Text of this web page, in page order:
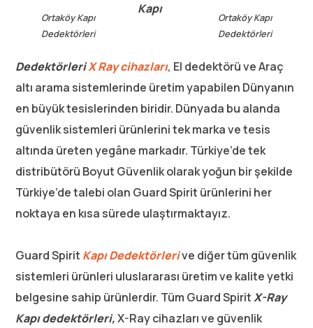
Ortaköy Kapı
Dedektörleri
Ortaköy Kapı
Dedektörleri
Kapı
DedektörleriX Ray cihazları, El dedektörü ve Araç
altı arama sistemlerinde üretim yapabilen Dünyanın
en büyük tesislerinden biridir. Dünyada bu alanda
güvenlik sistemleri ürünlerini tek marka ve tesis
altında üreten yegâne markadır. Türkiye’de tek
distribütörü Boyut Güvenlik olarak yoğun bir şekilde
Türkiye’de talebi olan Guard Spirit ürünlerini her
noktaya en kısa sürede ulaştırmaktayız.
Guard Spirit Kapı Dedektörlerive diğer tüm güvenlik
sistemleri ürünleri uluslararası üretim ve kalite yetki
belgesine sahip ürünlerdir. Tüm Guard SpiritX-Ray
Kapı dedektörleri,X-Ray cihazları ve güvenlik